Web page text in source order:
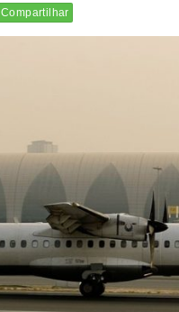
Compartilhar